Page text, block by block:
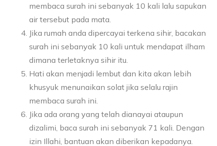
membaca surah ini sebanyak 10 kali lalu sapukan
air tersebut pada mata.
Jika rumah anda dipercayai terkena sihir, bacakan
surah ini sebanyak 10 kali untuk mendapat ilham
dimana terletaknya sihir itu.
Hati akan menjadi lembut dan kita akan lebih
khusyuk menunaikan solat jika selalu rajin
membaca surah ini.
Jika ada orang yang telah dianayai ataupun
dizalimi, baca surah ini sebanyak 71 kali. Dengan
izin Illahi, bantuan akan diberikan kepadanya.